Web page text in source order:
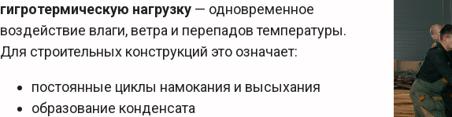
гигротермическую нагрузку — одновременное
воздействие влаги, ветра и перепадов температуры.
Для строительных конструкций это означает:
постоянные циклы намокания и высыхания
образование конденсата